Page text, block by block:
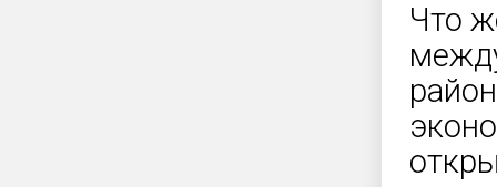
Что